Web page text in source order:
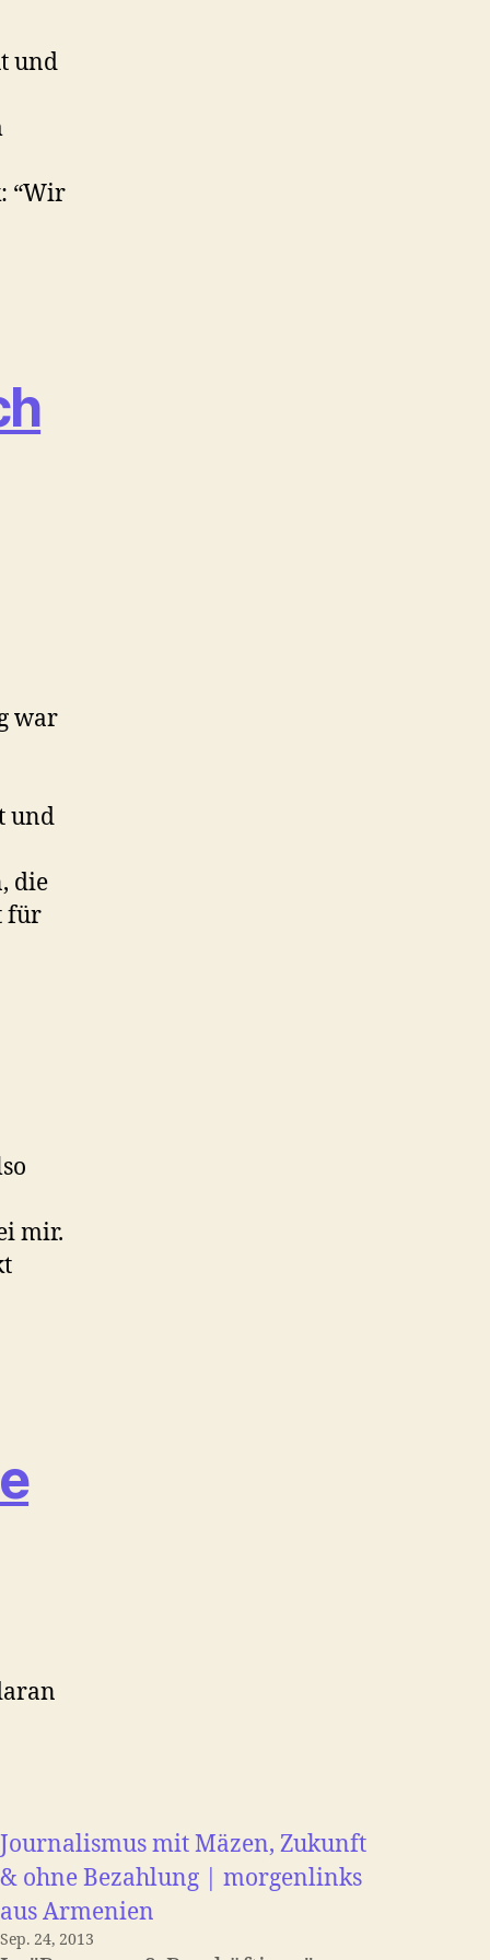
und
“Wir
war
und
die
für
mir.
Journalismus mit Mäzen, Zukunft
& ohne Bezahlung | morgenlinks
aus Armenien
Sep. 24, 2013